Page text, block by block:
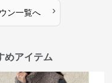
ン一覧へ ›
めアイテム